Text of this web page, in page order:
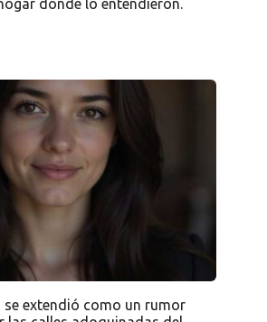
donde lo entendieron.
se extendió como un rumor